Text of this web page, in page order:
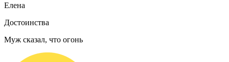
Елена
Достоинства
Муж сказал, что огонь